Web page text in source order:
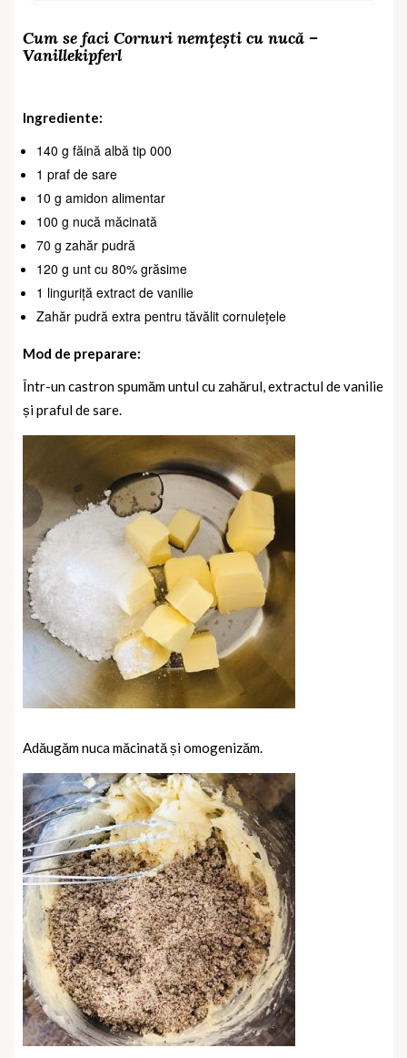
Cum se faci Cornuri nemțești cu nucă –
Vanillekipferl
Ingrediente:
140 g făină albă tip 000
1 praf de sare
10 g amidon alimentar
100 g nucă măcinată
70 g zahăr pudră
120 g unt cu 80% grăsime
1 linguriță extract de vanilie
Zahăr pudră extra pentru tăvălit cornulețele
Mod de preparare:
Într-un castron spumăm untul cu zahărul, extractul de vanilie
și praful de sare.
Adăugăm nuca măcinată și omogenizăm.